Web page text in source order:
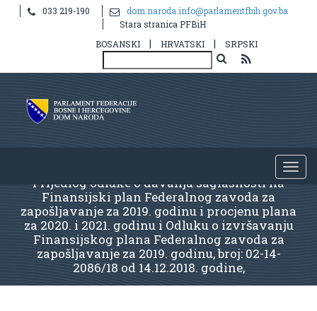
033 219-190
dom.naroda.info@parlamentfbih.gov.ba
Stara stranica PFBiH
BOSANSKI
| HRVATSKI | SRPSKI
Prijedlog odluke o davanju saglasnosti na
Finansijski plan Federalnog zavoda za
zapošljavanje za 2019. godinu i procjenu plana
za 2020. i 2021. godinu i Odluku o izvršavanju
Finansijskog plana Federalnog zavoda za
zapošljavanje za 2019. godinu, broj: 02-14-
2086/18 od 14.12.2018. godine,